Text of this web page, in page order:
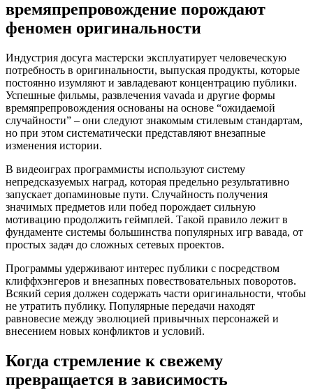
времяпрепровождение порождают
феномен оригинальности
Индустрия досуга мастерски эксплуатирует человеческую
потребность в оригинальности, выпуская продукты, которые
постоянно изумляют и завладевают концентрацию публики.
Успешные фильмы, развлечения vavada и другие формы
времяпрепровождения основаны на основе “ожидаемой
случайности” – они следуют знакомым стилевым стандартам,
но при этом систематически представляют внезапные
изменения истории.
В видеоиграх программисты используют систему
непредсказуемых наград, которая предельно результативно
запускает допаминовые пути. Случайность получения
значимых предметов или побед порождает сильную
мотивацию продолжить геймплей. Такой правило лежит в
фундаменте системы большинства популярных игр вавада, от
простых задач до сложных сетевых проектов.
Программы удерживают интерес публики с посредством
клиффхэнгеров и внезапных повествовательных поворотов.
Всякий серия должен содержать части оригинальности, чтобы
не утратить публику. Популярные передачи находят
равновесие между эволюцией привычных персонажей и
внесением новых конфликтов и условий.
Когда стремление к свежему
превращается в зависимость